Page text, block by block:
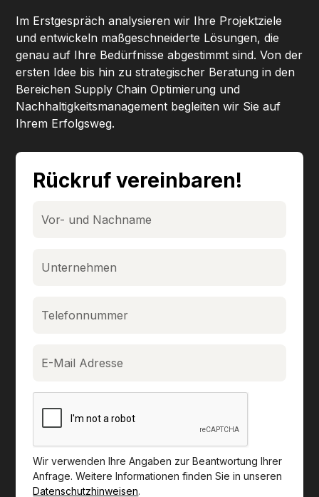
Im Erstgespräch analysieren wir Ihre Projektziele
und entwickeln maßgeschneiderte Lösungen, die
genau auf Ihre Bedürfnisse abgestimmt sind. Von der
ersten Idee bis hin zu strategischer Beratung in den
Bereichen Supply Chain Optimierung und
Nachhaltigkeitsmanagement begleiten wir Sie auf
Ihrem Erfolgsweg.
Rückruf vereinbaren!
Wir verwenden Ihre Angaben zur Beantwortung Ihrer
Anfrage. Weitere Informationen finden Sie in unseren
Datenschutzhinweisen.